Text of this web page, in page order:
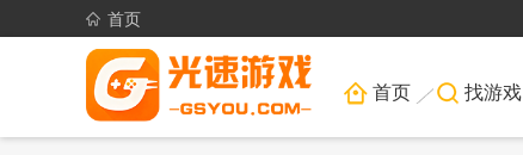
首页
首页 找游戏